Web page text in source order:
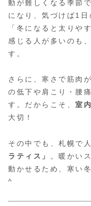
動が難しくなる季節
になり、気づけば1日
「冬になると太りや
感じる人が多いのも
す。
さらに、寒さで筋肉
の低下や肩こり・腰
す。だからこそ、室
大切！
その中でも、札幌で
ラティス」
。暖かい
動かせるため、寒い
^